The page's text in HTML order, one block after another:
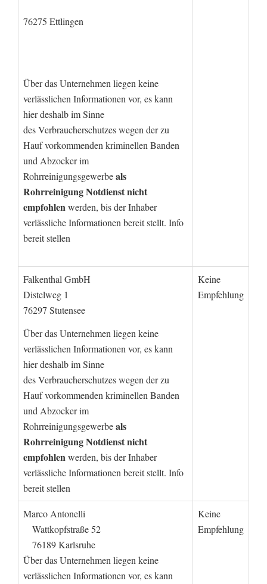
76275 Ettlingen
Über das Unternehmen liegen keine
verlässlichen Informationen vor, es kann
hier deshalb im Sinne
des Verbraucherschutzes wegen der zu
Hauf vorkommenden kriminellen Banden
und Abzocker im
Rohrreinigungsgewerbeals
Rohrreinigung Notdienst nicht
empfohlenwerden, bis der Inhaber
verlässliche Informationen bereit stellt. Info
bereit stellen
Falkenthal GmbH
Distelweg 1
76297 Stutensee
Über das Unternehmen liegen keine
verlässlichen Informationen vor, es kann
hier deshalb im Sinne
des Verbraucherschutzes wegen der zu
Hauf vorkommenden kriminellen Banden
und Abzocker im
Rohrreinigungsgewerbeals
Rohrreinigung Notdienst nicht
empfohlenwerden, bis der Inhaber
verlässliche Informationen bereit stellt. Info
bereit stellen
Keine
Empfehlung
Marco Antonelli
Wattkopfstraße 52
76189 Karlsruhe
Über das Unternehmen liegen keine
verlässlichen Informationen vor, es kann
Keine
Empfehlung